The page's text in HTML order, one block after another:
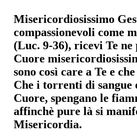
Misericordiosissimo
compassionevoli come
(Luc. 9-36), ricevi Te
Cuore
sono così care a Te e
Che i torrenti di sangue
Cuore, spengano le
affinchè pure là si
Misericordia.